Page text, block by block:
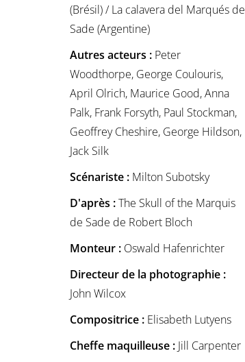
(Brésil) / La calavera del Marqués de
Sade (Argentine)
Autres acteurs : Peter
Woodthorpe, George Coulouris,
April Olrich, Maurice Good, Anna
Palk, Frank Forsyth, Paul Stockman,
Geoffrey Cheshire, George Hildson,
Jack Silk
Scénariste : Milton Subotsky
D'après :The Skull of the Marquis
de Sade de Robert Bloch
Monteur : Oswald Hafenrichter
Directeur de la photographie :
John Wilcox
Compositrice : Elisabeth Lutyens
Cheffe maquilleuse : Jill Carpenter